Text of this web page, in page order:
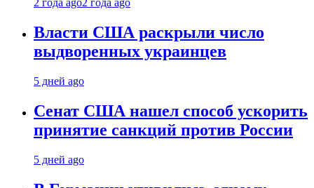
2 года ago2 года ago
Власти США раскрыли число
выдворенных украинцев
5 дней ago
Сенат США нашел способ ускорить
принятие санкций против России
5 дней ago